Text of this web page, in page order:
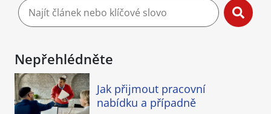
Nepřehlédněte
Jak přijmout pracovní
nabídku a případně